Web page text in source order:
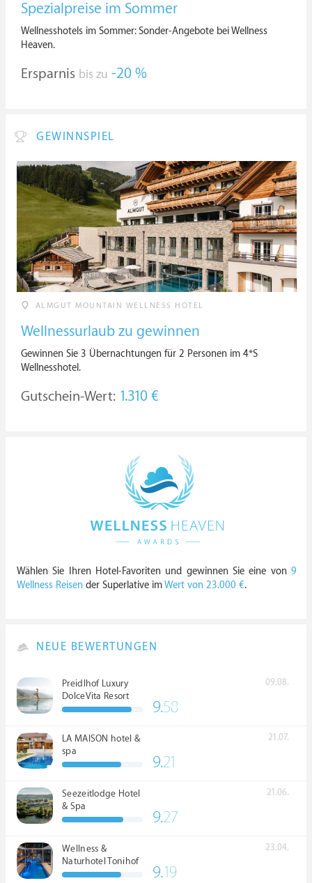
Spezialpreise im Sommer
Wellnesshotels im Sommer: Sonder-Angebote bei Wellness
Heaven.
Ersparnis bis zu -20 %
GEWINNSPIEL
ALMGUT MOUNTAIN WELLNESS HOTEL
Wellnessurlaub zu gewinnen
Gewinnen Sie 3 Übernachtungen für 2 Personen im 4*S
Wellnesshotel.
Gutschein-Wert: 1.310 €
Wählen Sie Ihren Hotel-Favoriten und gewinnen Sie eine von 9
Wellness Reisen der Superlative imWert von 23.000 €.
NEUE BEWERTUNGEN
Preidlhof Luxury
DolceVita Resort
*****
09.08.
9.58
LA MAISON hotel &
spa
21.07.
9.21
Seezeitlodge Hotel
& Spa
21.06.
9.27
Wellness &
Naturhotel Tonihof
****S
23.04.
9.19